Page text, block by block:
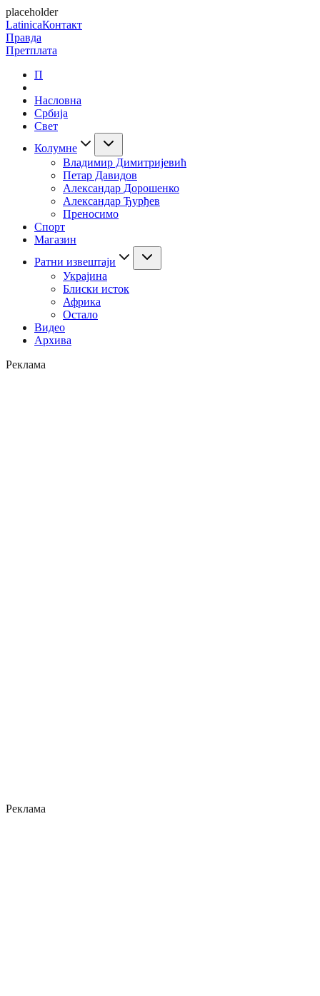
placeholder
LatinicaКонтакт
Правда
Претплата
П
Насловна
Србија
Свет
Колумне
Владимир Димитријевић
Петар Давидов
Александар Дорошенко
Александар Ђурђев
Преносимо
Спорт
Магазин
Ратни извештаји
Украјина
Блиски исток
Африка
Остало
Видео
Архива
Реклама
Реклама